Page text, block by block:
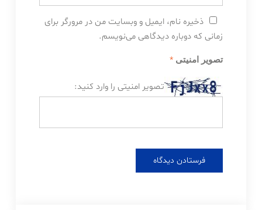
ذخیره نام، ایمیل و وبسایت من در مرورگر برای
زمانی که دوباره دیدگاهی می‌نویسم.
تصویر امنیتی *
تصویر امنیتی را وارد کنید: